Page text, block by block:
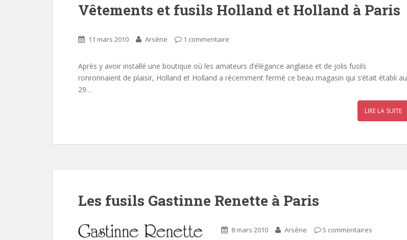
Vêtements et fusils Holland et Holland à Paris
11 mars 2010 Arsène 1 commentaire
Après y avoir installé une boutique où les amateurs d’élégance anglaise et de jolis fusils
ronronnaient de plaisir, Holland et Holland a récemment fermé ce beau magasin qui s’était établi au
29…
LIRE LA SUITE
Les fusils Gastinne Renette à Paris
8 mars 2010 Arsène 5 commentaires